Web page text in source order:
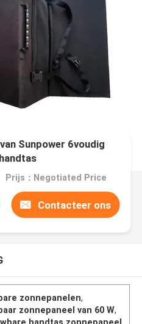
Sunpower 6voudig
Prijs：Negotiated Price
Contacteer ons
zonnepanelen,
zonnepaneel van 60 W,
handtas zonnepaneel